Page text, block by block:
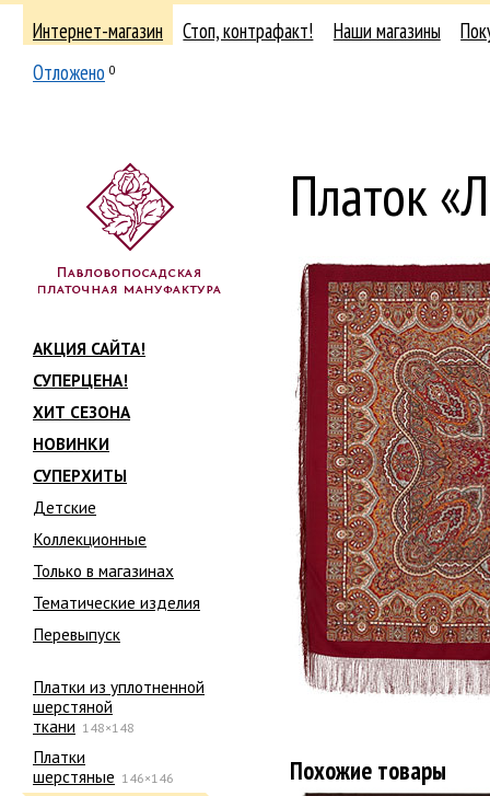
Интернет-магазин Стоп, контрафакт! Наши магазины
Отложено 0
АКЦИЯ САЙТА!
СУПЕРЦЕНА!
ХИТ СЕЗОНА
НОВИНКИ
СУПЕРХИТЫ
Детские
Коллекционные
Только в магазинах
Тематические изделия
Перевыпуск
Платки из уплотненной
шерстяной
ткани 148×148
Платки
шерстяные 146×146
Платок
Похожие товары